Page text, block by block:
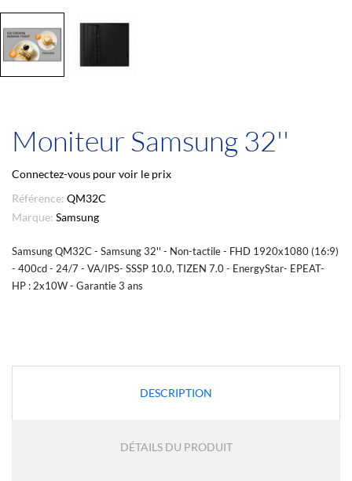
Moniteur Samsung 32''
Connectez-vous pour voir le prix
Référence: QM32C
Marque: Samsung
Samsung QM32C - Samsung 32'' - Non-tactile - FHD 1920x1080 (16:9)
- 400cd - 24/7 - VA/IPS- SSSP 10.0, TIZEN 7.0 - EnergyStar- EPEAT-
HP : 2x10W - Garantie 3 ans
DESCRIPTION
DÉTAILS DU PRODUIT